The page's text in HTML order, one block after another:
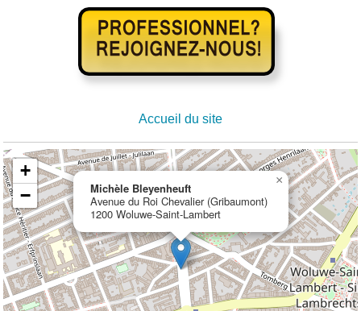
Accueil du site
Michèle Bleyenheuft
Avenue du Roi Chevalier (Gribaumont)
1200 Woluwe-Saint-Lambert
×
+
−